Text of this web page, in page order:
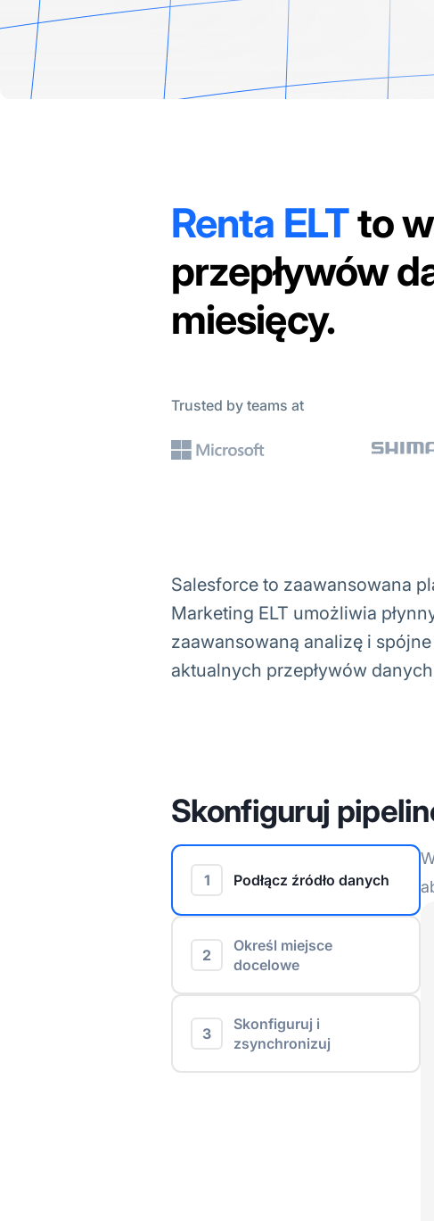
Renta ELTto
przepływów
miesięcy.
Trusted by teams at
Salesforce to zaawansowana
Marketing ELT umożliwia
zaawansowaną analizę i
aktualnych przepływów
Skonfiguruj
1 Podłącz źródło danych
2
Określ miejsce
docelowe
3
Skonfiguruj i
zsynchronizuj